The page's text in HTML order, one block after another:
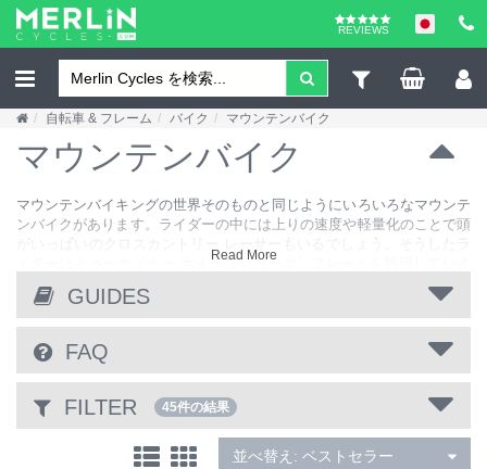
REVIEWS
自転車 & フレーム バイク マウンテンバイク
マウンテンバイク
マウンテンバイキングの世界そのものと同じようにいろいろなマウンテ
ンバイクがあります。ライダーの中には上りの速度や軽量化のことで頭
がいっぱいのクロスカントリー レーサーもいるでしょう。そうしたラ
イダーはトゥーナイナー ホイールやカーボンフレームを熱望していま
す。重力に任せて走行する恐いもの知らずのライダーは多くのサスペン
ションや高い信頼性を求めています。ロング トラベル 26 インチ ホイ
ール リグはそんなライダーにうってつけです。それ以外のライダーは
ただヒルやトレイルで走り回るのにちょうどいい自転車を求めていま
す。そういう用途には最新のミッド トラベル 27.5 インチ バイクが実に
よく合います。どのタイプを選ぶにせよ、一番楽しめるバイクがあなた
にとって最適なマウンテンバイクです。自分の好みに合った楽しみ方が
できるものを選んでください。
Read More
GUIDES
FAQ
FILTER 45件の結果
並べ替え: ベストセラー